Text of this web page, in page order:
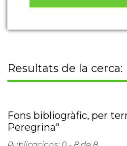
Resultats de la cerca:
Fons bibliogràfic, per
Peregrina"